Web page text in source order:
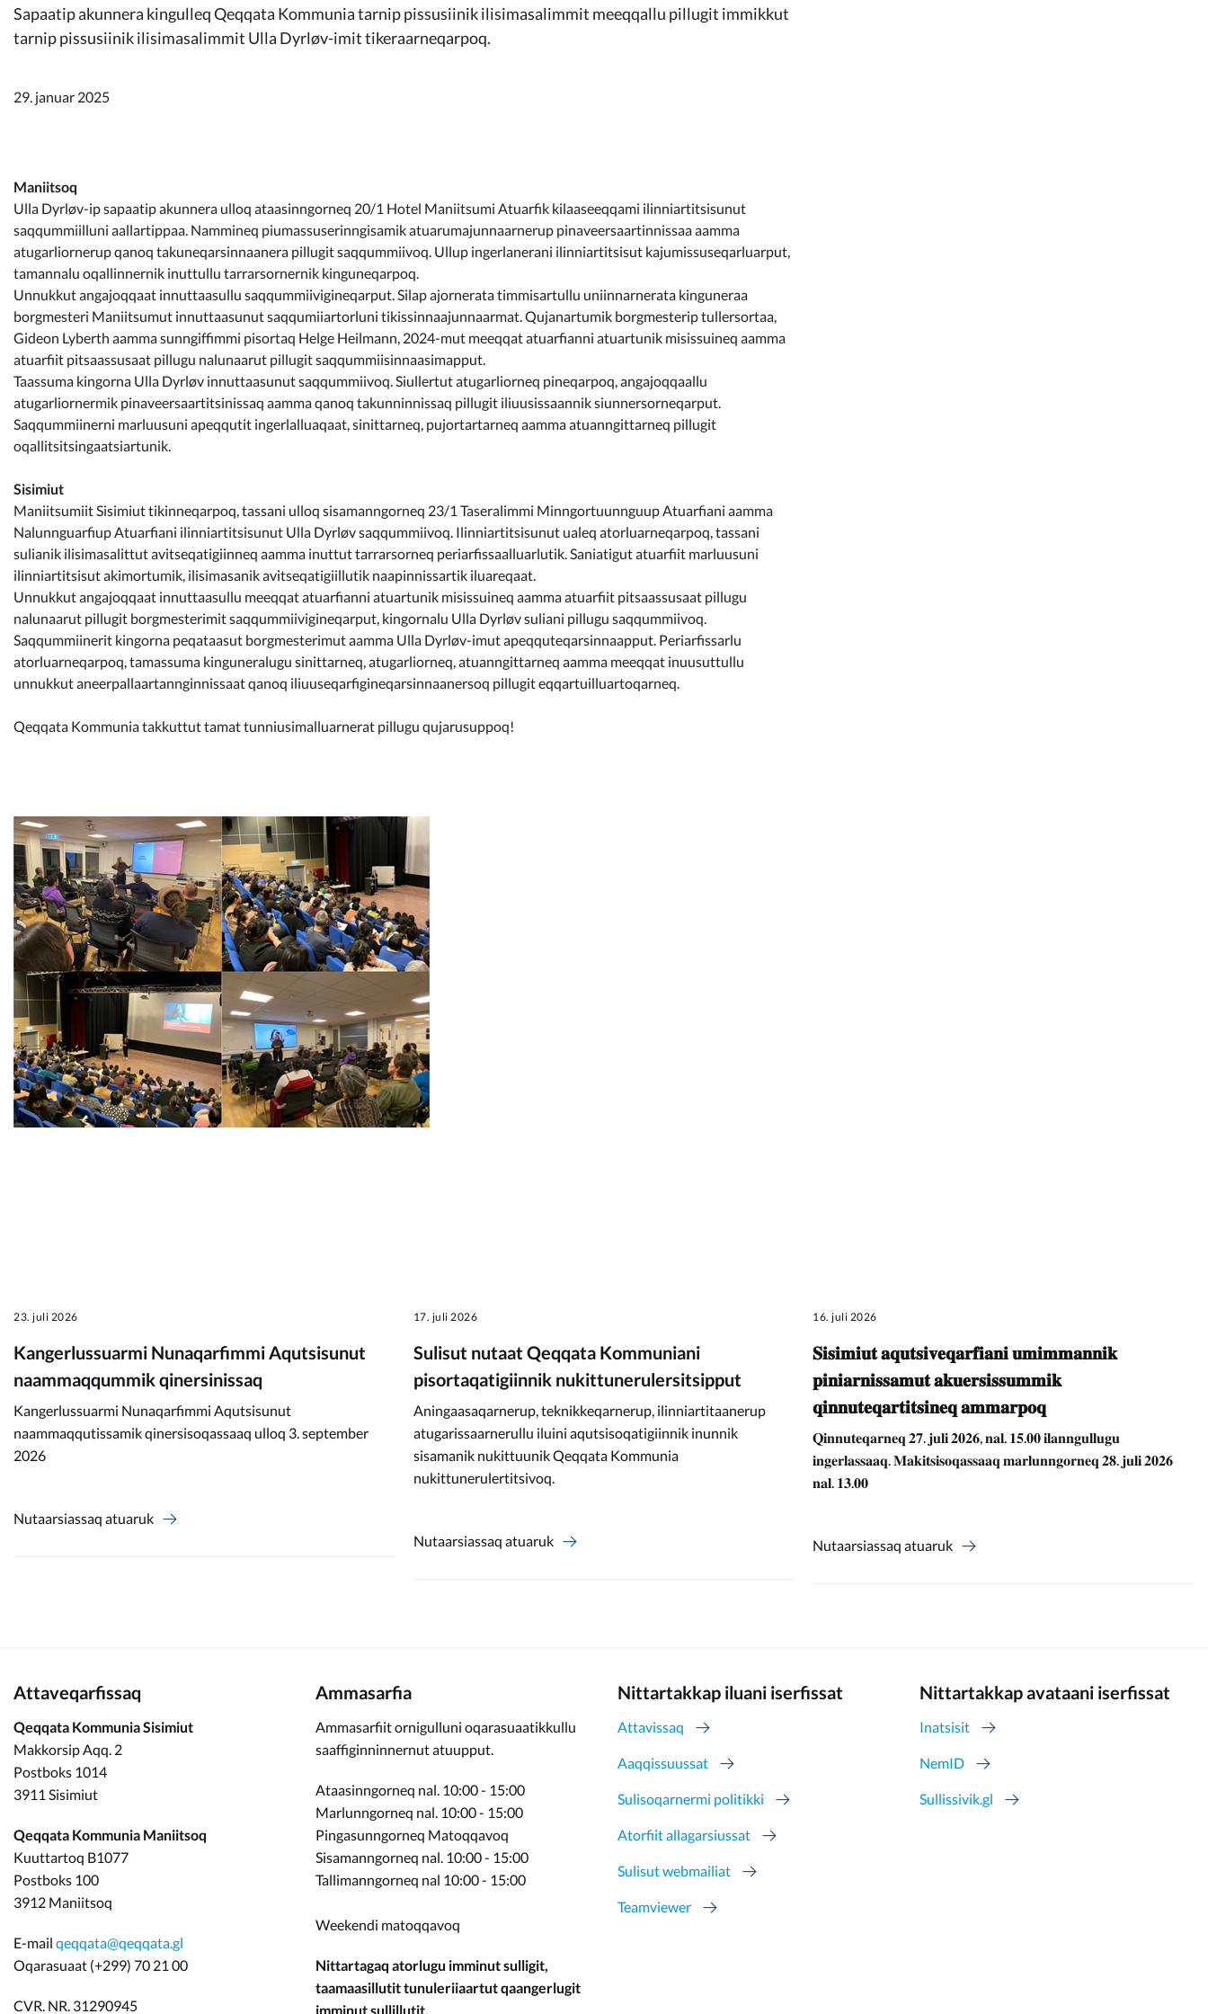
Kommunimi pilersaarut
Sapaatip akunnera kingulleq Qeqqata Kommunia tarnip pissusiinik ilisimasalimmit meeqqallu pillugit immikkut
tarnip pissusiinik ilisimasalimmit Ulla Dyrløv-imit tikeraarneqarpoq.
29. januar 2025
Maniitsoq
Ulla Dyrløv-ip sapaatip akunnera ulloq ataasinngorneq 20/1 Hotel Maniitsumi Atuarfik kilaaseeqqami ilinniartitsisunut
saqqummiilluni aallartippaa. Nammineq piumassuserinngisamik atuarumajunnaarnerup pinaveersaartinnissaa aamma
atugarliornerup qanoq takuneqarsinnaanera pillugit saqqummiivoq. Ullup ingerlanerani ilinniartitsisut kajumissuseqarluarput,
tamannalu oqallinnernik inuttullu tarrarsornernik kinguneqarpoq.
Unnukkut angajoqqaat innuttaasullu saqqummiivigineqarput. Silap ajornerata timmisartullu uniinnarnerata kinguneraa
borgmesteri Maniitsumut innuttaasunut saqqumiiartorluni tikissinnaajunnaarmat. Qujanartumik borgmesterip tullersortaa,
Gideon Lyberth aamma sunngiffimmi pisortaq Helge Heilmann, 2024-mut meeqqat atuarfianni atuartunik misissuineq aamma
atuarfiit pitsaassusaat pillugu nalunaarut pillugit saqqummiisinnaasimapput.
Taassuma kingorna Ulla Dyrløv innuttaasunut saqqummiivoq. Siullertut atugarliorneq pineqarpoq, angajoqqaallu
atugarliornermik pinaveersaartitsinissaq aamma qanoq takunninnissaq pillugit iliuusissaannik siunnersorneqarput.
Saqqummiinerni marluusuni apeqqutit ingerlalluaqaat, sinittarneq, pujortartarneq aamma atuanngittarneq pillugit
oqallitsitsingaatsiartunik.
Sisimiut
Maniitsumiit Sisimiut tikinneqarpoq, tassani ulloq sisamanngorneq 23/1 Taseralimmi Minngortuunnguup Atuarfiani aamma
Nalunnguarfiup Atuarfiani ilinniartitsisunut Ulla Dyrløv saqqummiivoq. Ilinniartitsisunut ualeq atorluarneqarpoq, tassani
sulianik ilisimasalittut avitseqatigiinneq aamma inuttut tarrarsorneq periarfissaalluarlutik. Saniatigut atuarfiit marluusuni
ilinniartitsisut akimortumik, ilisimasanik avitseqatigiillutik naapinnissartik iluareqaat.
Unnukkut angajoqqaat innuttaasullu meeqqat atuarfianni atuartunik misissuineq aamma atuarfiit pitsaassusaat pillugu
nalunaarut pillugit borgmesterimit saqqummiivigineqarput, kingornalu Ulla Dyrløv suliani pillugu saqqummiivoq.
Saqqummiinerit kingorna peqataasut borgmesterimut aamma Ulla Dyrløv-imut apeqquteqarsinnaapput. Periarfissarlu
atorluarneqarpoq, tamassuma kinguneralugu sinittarneq, atugarliorneq, atuanngittarneq aamma meeqqat inuusuttullu
unnukkut aneerpallaartannginnissaat qanoq iliuuseqarfigineqarsinnaanersoq pillugit eqqartuilluartoqarneq.
Qeqqata Kommunia takkuttut tamat tunniusimalluarnerat pillugu qujarusuppoq!
23. juli 2026
Kangerlussuarmi Nunaqarfimmi Aqutsisunut
naammaqqummik qinersinissaq
Kangerlussuarmi Nunaqarfimmi Aqutsisunut
naammaqqutissamik qinersisoqassaaq ulloq 3. september
2026
Nutaarsiassaq atuaruk
17. juli 2026
Sulisut nutaat Qeqqata Kommuniani
pisortaqatigiinnik nukittunerulersitsipput
Aningaasaqarnerup, teknikkeqarnerup, ilinniartitaanerup
atugarissaarnerullu iluini aqutsisoqatigiinnik inunnik
sisamanik nukittuunik Qeqqata Kommunia
nukittunerulertitsivoq.
Nutaarsiassaq atuaruk
16. juli 2026
𝐒𝐢𝐬𝐢𝐦𝐢𝐮𝐭 𝐚𝐪𝐮𝐭𝐬𝐢𝐯𝐞𝐪𝐚𝐫𝐟𝐢𝐚𝐧𝐢 𝐮𝐦𝐢𝐦𝐦𝐚𝐧𝐧𝐢𝐤
𝐩𝐢𝐧𝐢𝐚𝐫𝐧𝐢𝐬𝐬𝐚𝐦𝐮𝐭 𝐚𝐤𝐮𝐞𝐫𝐬𝐢𝐬𝐬𝐮𝐦𝐦𝐢𝐤
𝐪𝐢𝐧𝐧𝐮𝐭𝐞𝐪𝐚𝐫𝐭𝐢𝐭𝐬𝐢𝐧𝐞𝐪 𝐚𝐦𝐦𝐚𝐫𝐩𝐨𝐪
𝐐𝐢𝐧𝐧𝐮𝐭𝐞𝐪𝐚𝐫𝐧𝐞𝐪 𝟐𝟕. 𝐣𝐮𝐥𝐢 𝟐𝟎𝟐𝟔, 𝐧𝐚𝐥. 𝟏𝟓.𝟎𝟎 𝐢𝐥𝐚𝐧𝐧𝐠𝐮𝐥𝐥𝐮𝐠𝐮
𝐢𝐧𝐠𝐞𝐫𝐥𝐚𝐬𝐬𝐚𝐚𝐪. 𝐌𝐚𝐤𝐢𝐭𝐬𝐢𝐬𝐨𝐪𝐚𝐬𝐬𝐚𝐚𝐪 𝐦𝐚𝐫𝐥𝐮𝐧𝐧𝐠𝐨𝐫𝐧𝐞𝐪 𝟐𝟖. 𝐣𝐮𝐥𝐢 𝟐𝟎𝟐𝟔
𝐧𝐚𝐥. 𝟏𝟑.𝟎𝟎
Nutaarsiassaq atuaruk
Attaveqarfissaq
Qeqqata Kommunia Sisimiut
Makkorsip Aqq. 2
Postboks 1014
3911 Sisimiut
Qeqqata Kommunia Maniitsoq
Kuuttartoq B1077
Postboks 100
3912 Maniitsoq
E-mail qeqqata@qeqqata.gl
Oqarasuaat (+299) 70 21 00
CVR. NR. 31290945
Ammasarfia
Ammasarfiit ornigulluni oqarasuaatikkullu
saaffiginninnernut atuupput.
Ataasinngorneq nal. 10:00 - 15:00
Marlunngorneq nal. 10:00 - 15:00
Pingasunngorneq Matoqqavoq
Sisamanngorneq nal. 10:00 - 15:00
Tallimanngorneq nal 10:00 - 15:00
Weekendi matoqqavoq
Nittartagaq atorlugu imminut sulligit,
taamaasillutit tunuleriiaartut qaangerlugit
imminut sullillutit.
Nittartakkap iluani iserfissat
Attavissaq
Aaqqissuussat
Sulisoqarnermi politikki
Atorfiit allagarsiussat
Sulisut webmailiat
Teamviewer
Nittartakkap avataani iserfissat
Inatsisit
NemID
Sullissivik.gl